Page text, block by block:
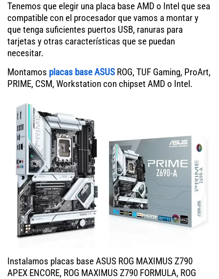
Tenemos que elegir una placa base AMD o Intel que sea
compatible con el procesador que vamos a montar y
que tenga suficientes puertos USB, ranuras para
tarjetas y otras características que se puedan
necesitar.
Montamos placas base ASUS ROG, TUF Gaming, ProArt,
PRIME, CSM, Workstation con chipset AMD o Intel.
Instalamos placas base ASUS ROG MAXIMUS Z790
APEX ENCORE, ROG MAXIMUS Z790 FORMULA, ROG